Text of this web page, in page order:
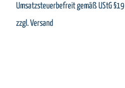
Umsatzsteuerbefreit gemäß UStG §19
zzgl.Versand